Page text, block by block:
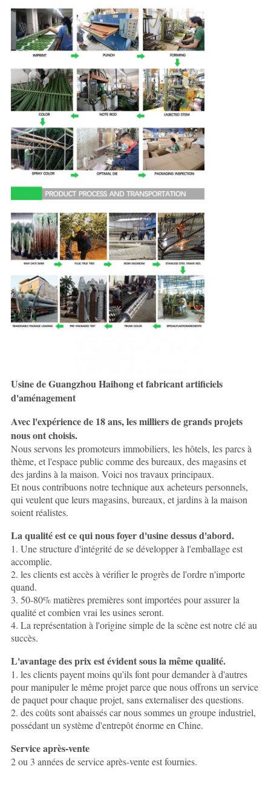
Usine de Guangzhou Haihong et fabricant artificiels
d'aménagement
Avec l'expérience de 18 ans, les milliers de grands projets
nous ont choisis.
Nous servons les promoteurs immobiliers, les hôtels, les parcs à
thème, et l'espace public comme des bureaux, des magasins et
des jardins à la maison. Voici nos travaux principaux.
Et nous contribuons notre technique aux acheteurs personnels,
qui veulent que leurs magasins, bureaux, et jardins à la maison
soient réalistes.
La qualité est ce qui nous foyer d'usine dessus d'abord.
1. Une structure d'intégrité de se développer à l'emballage est
accomplie.
2. les clients est accès à vérifier le progrès de l'ordre n'importe
quand.
3. 50-80% matières premières sont importées pour assurer la
qualité et combien vrai les usines seront.
4. La représentation à l'origine simple de la scène est notre clé au
succès.
L'avantage des prix est évident sous la même qualité.
1. les clients payent moins qu'ils font pour demander à d'autres
pour manipuler le même projet parce que nous offrons un service
de paquet pour chaque projet, sans externaliser des questions.
2. des coûts sont abaissés car nous sommes un groupe industriel,
possédant un système d'entrepôt énorme en Chine.
Service après-vente
2 ou 3 années de service après-vente est fournies.